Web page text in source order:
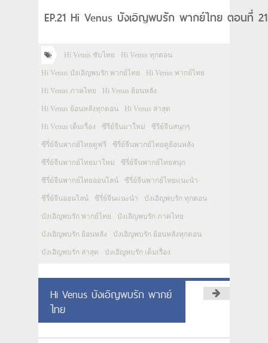
EP.21 Hi Venus บังเอิญพบรัก พากย์ไทย ตอนที่
Hi Venus ซับไทย Hi Venus ทุกตอน
Hi Venus บังเอิญพบรัก พากย์ไทย Hi Venus พากย์ไทย
Hi Venus ภาคไทย Hi Venus ย้อนหลัง
Hi Venus ย้อนหลังทุกตอน Hi Venus ล่าสุด
Hi Venus เต็มเรื่อง ซีรีย์จีนมาใหม่ ซีรีย์จีนสนุกๆ
ซีรี่ย์จีนพากย์ไทยดูฟรี ซีรี่ย์จีนพากย์ไทยดูย้อนหลัง
ซีรี่ย์จีนพากย์ไทยมาใหม่ ซีรี่ย์จีนพากย์ไทยสนุก
ซีรี่ย์จีนพากย์ไทยออนไลน์ ซีรี่ย์จีนพากย์ไทยแนะนำ
ซีรี่ย์จีนออนไลน์ ซีรี่ย์จีนแนะนำ บังเอิญพบรัก ทุกตอน
บังเอิญพบรัก พากย์ไทย บังเอิญพบรัก ภาคไทย
บังเอิญพบรัก ย้อนหลัง บังเอิญพบรัก ย้อนหลังทุกตอน
บังเอิญพบรัก ล่าสุด บังเอิญพบรัก เต็มเรื่อง
Hi Venus บังเอิญพบรัก พากย์
ไทย